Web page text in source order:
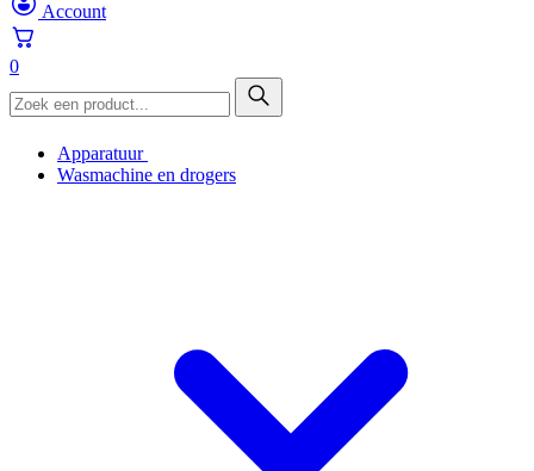
Account
0
Apparatuur
Wasmachine en drogers